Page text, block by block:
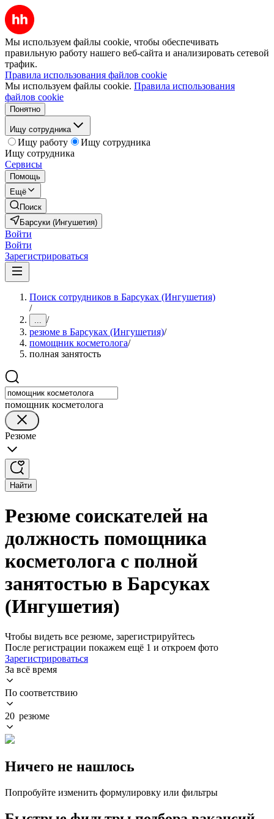
Мы используем файлы cookie, чтобы обеспечивать
правильную работу нашего веб-сайта и анализировать сетевой
трафик.
Правила использования файлов cookie
Мы используем файлы cookie. Правила использования
файлов cookie
Понятно
Ищу сотрудника
Ищу работу
Ищу сотрудника
Ищу сотрудника
Сервисы
Помощь
Ещё
Поиск
Барсуки (Ингушетия)
Войти
Войти
Зарегистрироваться
Поиск сотрудников в Барсуках (Ингушетия)
/
... /
резюме в Барсуках (Ингушетия)/
помощник косметолога/
полная занятость
помощник косметолога
Резюме
Найти
Резюме соискателей на
должность помощника
косметолога с полной
занятостью в Барсуках
(Ингушетия)
Чтобы видеть все резюме, зарегистрируйтесь
После регистрации покажем ещё 1 и откроем фото
Зарегистрироваться
За всё время
По соответствию
20 резюме
Ничего не нашлось
Попробуйте изменить формулировку или фильтры